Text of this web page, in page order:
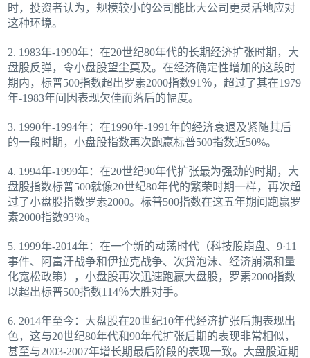
时，投资者认为，规模较小的公司能比大公司更灵活地应对
这种环境。
2. 1983年-1990年：在20世纪80年代的长期经济扩张时期，大
盘股反弹，令小盘股望尘莫及。在经济确定性增加的这段时
期内，标普500指数超出罗素2000指数91％，超过了其在1979
年-1983年间因表现欠佳而落后的幅度。
3. 1990年-1994年：在1990年-1991年的经济衰退及紧随其后
的一段时期，小盘股指数再次跑赢标普500指数近50%。
4. 1994年-1999年：在20世纪90年代扩张最为强劲的时期，大
盘股指数标普500就像20世纪80年代的繁荣时期一样，再次超
过了小盘股指数罗素2000。标普500指数在这五年期间跑赢罗
素2000指数93％。
5. 1999年-2014年：在一个新的动荡时代（科技股崩盘、9·11
事件、阿富汗战争和伊拉克战争、次贷泡沫、经济崩溃和量
化宽松政策），小盘股再次迅速跑赢大盘股，罗素2000指数
以超出标普500指数114％大胜对手。
6. 2014年至今：大盘股在20世纪10年代经济扩张后期表现出
色，这与20世纪80年代和90年代扩张后期的表现非常相似，
甚至与2003-2007年增长期最后阶段的表现一致。大盘股近期